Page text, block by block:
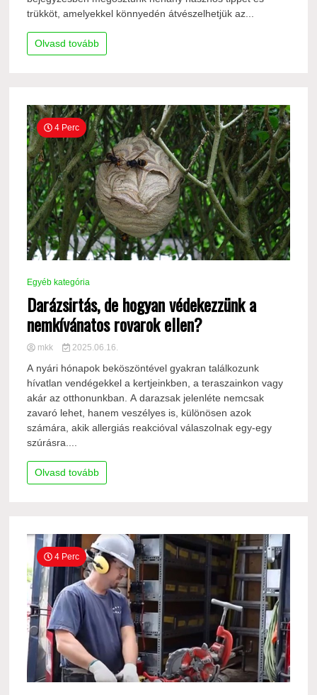
trükköt, amelyekkel könnyedén átvészelhetjük az...
Olvasd tovább
4 Perc
Egyéb kategória
Darázsirtás, de hogyan védekezzünk a
nemkívánatos rovarok ellen?
mkk 2025.06.16.
A nyári hónapok beköszöntével gyakran találkozunk
hívatlan vendégekkel a kertjeinkben, a teraszainkon vagy
akár az otthonunkban. A darazsak jelenléte nemcsak
zavaró lehet, hanem veszélyes is, különösen azok
számára, akik allergiás reakcióval válaszolnak egy-egy
szúrásra....
Olvasd tovább
4 Perc